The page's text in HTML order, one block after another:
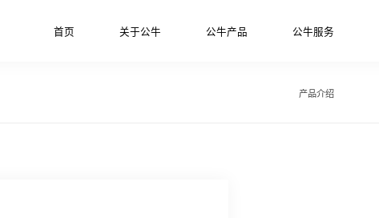
首页 关于公牛 公牛产品 公牛服务
产品介绍